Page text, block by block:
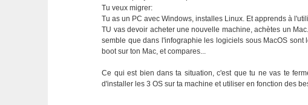
Tu veux migrer:
Tu as un PC avec Windows, installes Linux. Et apprends à
TU vas devoir acheter une nouvelle machine, achètes un
semble que dans l'infographie les logiciels sous MacOS
boot sur ton Mac, et compares...
Ce qui est bien dans ta situation, c'est que tu ne vas te
d'installer les 3 OS sur ta machine et utiliser en fonction des